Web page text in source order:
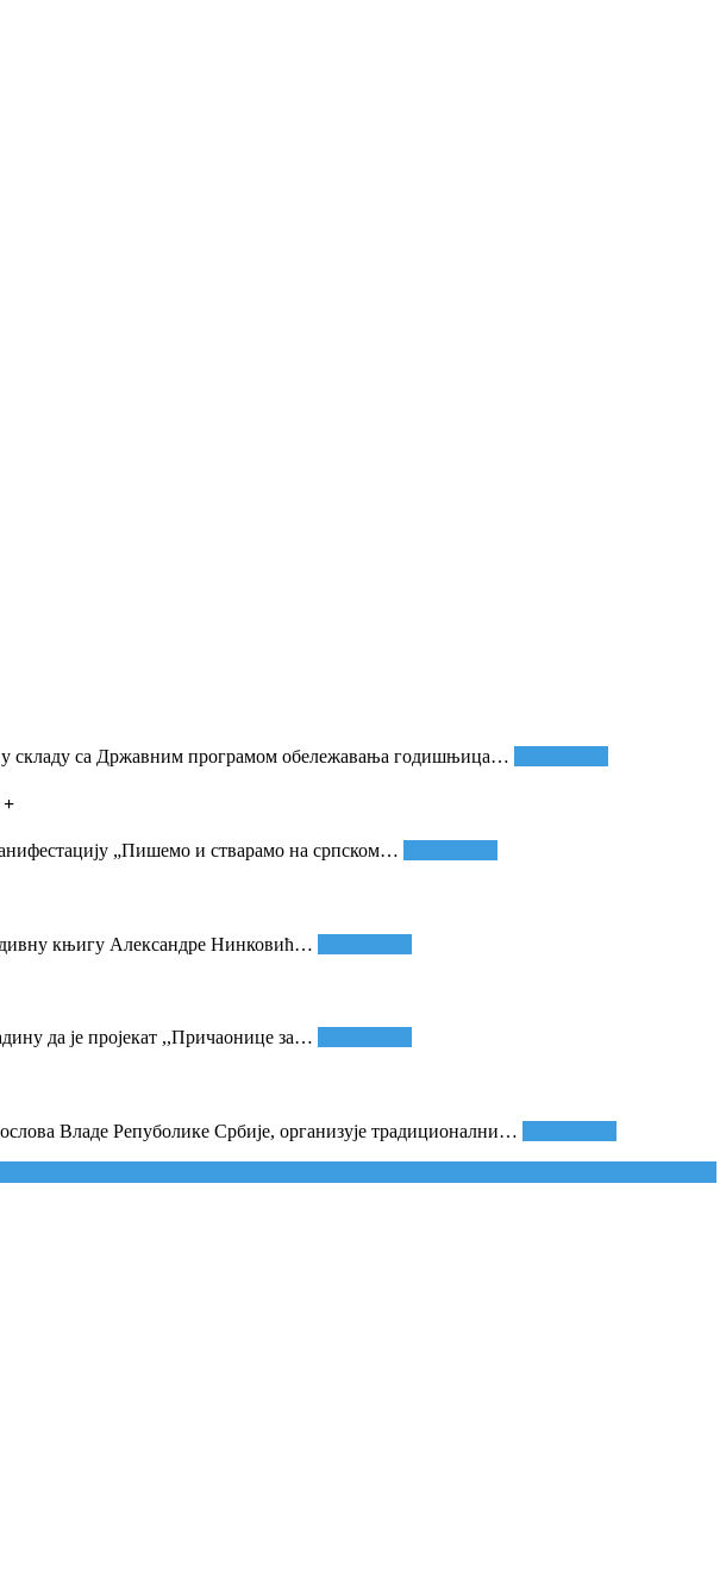
складу са Државним програмом обележавања годишњица…
+
„Пишемо и стварамо на српском…
књигу Александре Нинковић…
да је пројекат ,,Причаонице за…
Владе Репуболике Србије, организује традиционални…